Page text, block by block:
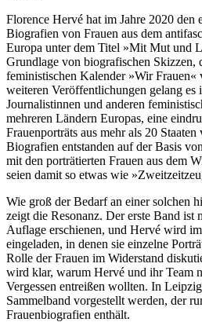
Florence Hervé hat im Jahre 2020 den
Biografien von Frauen aus dem
Europa unter dem Titel »Mit Mut und
Grundlage von biografischen Skizzen,
feministischen Kalender »Wir
weiteren Veröffentlichungen gelang
Journalistinnen und anderen
mehreren Ländern Europas, eine
Frauenporträts aus mehr als 20
Biografien entstanden auf der Basis
mit den porträtierten Frauen aus dem
seien damit so etwas wie
Wie groß der Bedarf an einer solchen
zeigt die Resonanz. Der erste Band ist
Auflage erschienen, und Hervé wird
eingeladen, in denen sie einzelne
Rolle der Frauen im Widerstand
wird klar, warum Hervé und ihr Team
Vergessen entreißen wollten. In
Sammelband vorgestellt werden, der
Frauenbiografien enthält.